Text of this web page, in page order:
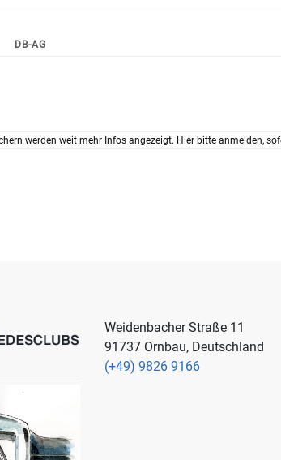
DB-AG
werden weit mehr Infos angezeigt. Hier bitte anmelden,
Weidenbacher Straße 11
91737 Ornbau, Deutschland
(+49) 9826 9166